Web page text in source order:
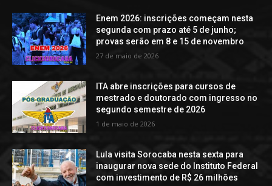
Enem 2026: inscrições começam nesta
segunda com prazo até 5 de junho;
provas serão em 8 e 15 de novembro
27 de maio de 2026
ITA abre inscrições para cursos de
mestrado e doutorado com ingresso no
segundo semestre de 2026
1 de maio de 2026
Lula visita Sorocaba nesta sexta para
inaugurar nova sede do Instituto Federal
com investimento de R$ 26 milhões